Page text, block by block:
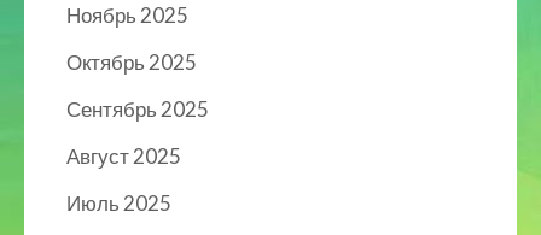
Ноябрь 2025
Октябрь 2025
Сентябрь 2025
Август 2025
Июль 2025